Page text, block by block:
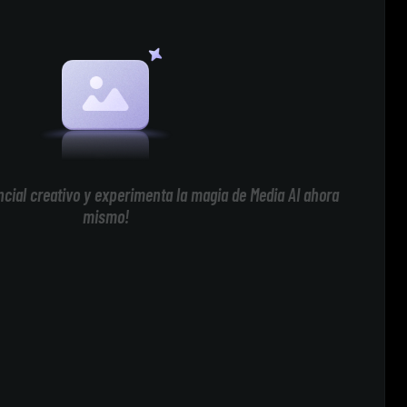
creativo y experimenta la magia de Media AI ahora
mismo!